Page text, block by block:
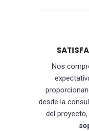
Nos
desde la
del